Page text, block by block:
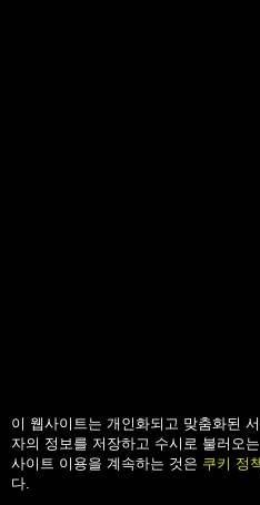
이 웹사이트는 개인화되고 맞춤화된
자의 정보를 저장하고 수시로 불러오
사이트 이용을 계속하는 것은 쿠키 정
다.